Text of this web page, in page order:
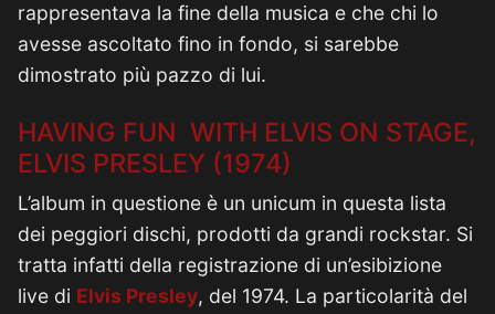
rappresentava la fine della musica e che chi lo
avesse ascoltato fino in fondo, si sarebbe
dimostrato più pazzo di lui.
HAVING FUN WITH ELVIS ON STAGE,
ELVIS PRESLEY (1974)
L’album in questione è un unicum in questa lista
dei peggiori dischi, prodotti da grandi rockstar. Si
tratta infatti della registrazione di un’esibizione
live di Elvis Presley, del 1974. La particolarità del